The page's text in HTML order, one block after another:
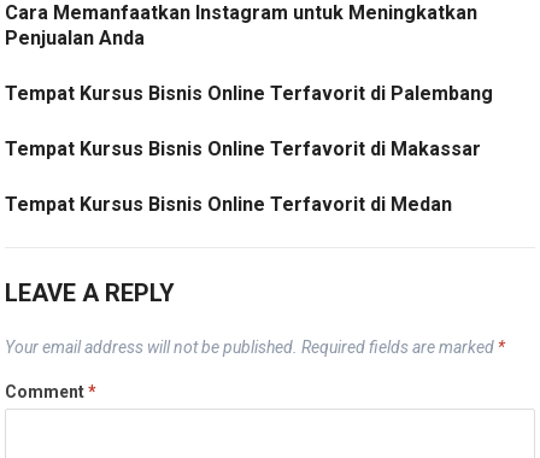
Cara Memanfaatkan Instagram untuk Meningkatkan
Penjualan Anda
Tempat Kursus Bisnis Online Terfavorit di Palembang
Tempat Kursus Bisnis Online Terfavorit di Makassar
Tempat Kursus Bisnis Online Terfavorit di Medan
LEAVE A REPLY
Your email address will not be published. Required fields are marked *
Comment*